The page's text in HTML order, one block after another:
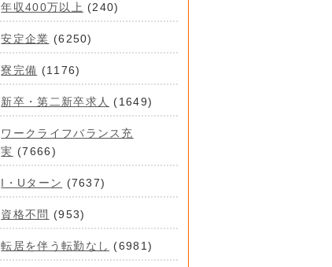
年収400万以上 (240)
安定企業 (6250)
寮完備 (1176)
新卒・第二新卒求人 (1649)
ワークライフバランス充
実 (7666)
I・Uターン (7637)
資格不問 (953)
転居を伴う転勤なし (6981)